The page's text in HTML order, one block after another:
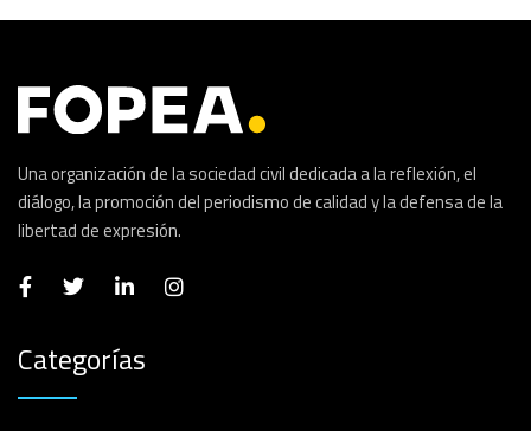
Una organización de la sociedad civil dedicada a la reflexión, el
diálogo, la promoción del periodismo de calidad y la defensa de la
libertad de expresión.
Categorías